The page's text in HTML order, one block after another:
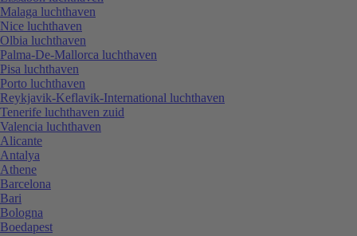
Malaga luchthaven
Nice luchthaven
Olbia luchthaven
Palma-De-Mallorca luchthaven
Pisa luchthaven
Porto luchthaven
Reykjavik-Keflavik-International luchthaven
Tenerife luchthaven zuid
Valencia luchthaven
Alicante
Antalya
Athene
Barcelona
Bari
Bologna
Boedapest